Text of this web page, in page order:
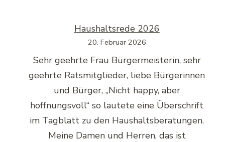
Haushaltsrede 2026
20. Februar 2026
Sehr geehrte Frau Bürgermeisterin, sehr
geehrte Ratsmitglieder, liebe Bürgerinnen
und Bürger, „Nicht happy, aber
hoffnungsvoll“ so lautete eine Überschrift
im Tagblatt zu den Haushaltsberatungen.
Meine Damen und Herren, das ist